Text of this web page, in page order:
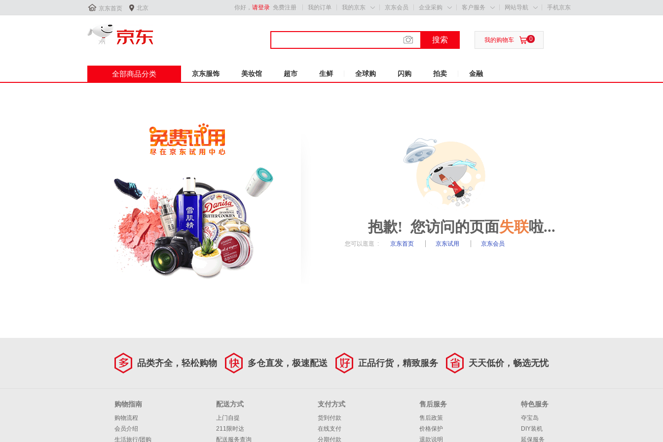
 京东首页  北京 你好， 请登录 免费注册 我的订单 我的京东  京东会员 企业采购  客户服务  网站导航  手机京东
搜索  0
我的购物车
全部商品分类 京东服饰 美妆馆 超市 生鲜 全球购 闪购 拍卖 金融
抱歉! 您访问的页面失联啦...
您可以逛逛 : 京东首页 京东试用 京东会员
品类齐全，轻松购物 多仓直发，极速配送 正品行货，精致服务 天天低价，畅选无忧
购物指南
购物流程
会员介绍
生活旅行/团购
配送方式
上门自提
211限时达
配送服务查询
支付方式
货到付款
在线支付
分期付款
售后服务
售后政策
价格保护
退款说明
特色服务
夺宝岛
DIY装机
延保服务